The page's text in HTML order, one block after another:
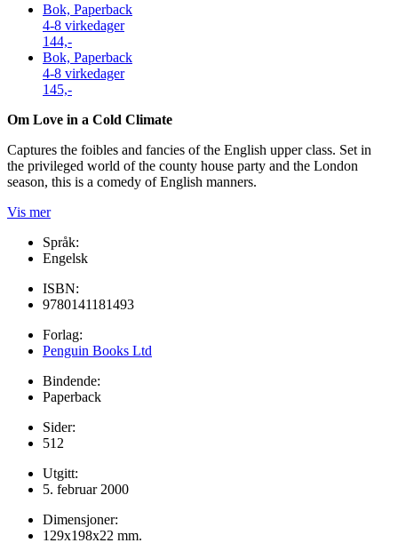
Bok, Paperback
4-8 virkedager
144,-
Bok, Paperback
4-8 virkedager
145,-
Om Love in a Cold Climate
Captures the foibles and fancies of the English upper class. Set in
the privileged world of the county house party and the London
season, this is a comedy of English manners.
Vis mer
Språk:
Engelsk
ISBN:
9780141181493
Forlag:
Penguin Books Ltd
Bindende:
Paperback
Sider:
512
Utgitt:
5. februar 2000
Dimensjoner:
129x198x22 mm.